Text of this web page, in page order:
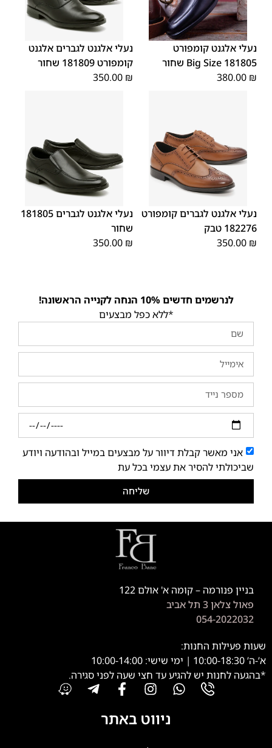
47
48
נעלי אלגנט קומפורט
181805 Big Size שחור
380.00 ₪
40
41
42
43
44
נעלי אלגנט לגברים אלגנט
קומפורט 181809 שחור
350.00 ₪
40
41
42
43
נעלי אלגנט לגברים קומפורט
182276 טבק
350.00 ₪
40
41
42
43
44
נעלי אלגנט לגברים 181805
שחור
350.00 ₪
לנרשמים חדשים 10% הנחה לקנייה הראשונה!
*ללא כפל מבצעים
אני מאשר קבלת דיוור על מבצעים במייל ובהודעה ויודע
שביכולתי להסיר את עצמי בכל עת
שליחה
בניין פנורמה – קומה א' אולם 122
פאול צלאן 3 תל אביב
054-2022032
שעות פעילות החנות:
א’-ה’ 10:00-18:30 | ימי שישי: 10:00-14:00
*בהגעה לחנות יש להגיע עד חצי שעה לפני סגירה.
ניווט באתר